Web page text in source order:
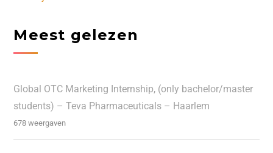
Meest gelezen
Global OTC Marketing Internship, (only bachelor/master
students) – Teva Pharmaceuticals – Haarlem
678 weergaven